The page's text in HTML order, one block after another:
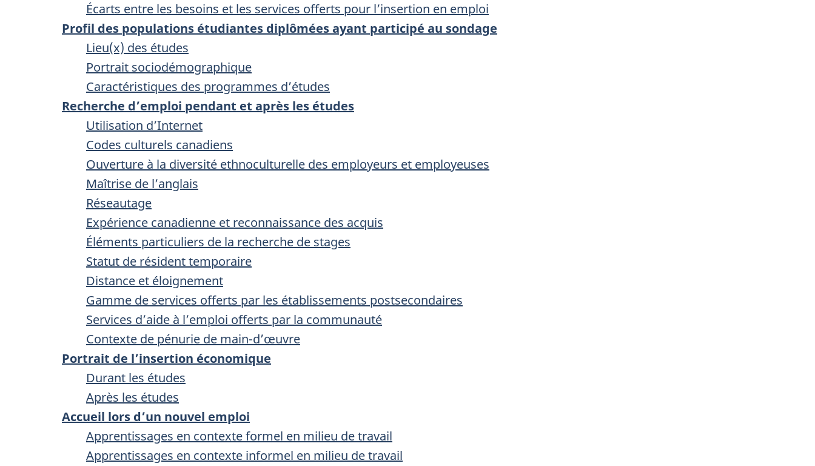
Écarts entre les besoins et les services offerts pour l’insertion en emploi
Profil des populations étudiantes diplômées ayant participé au sondage
Lieu(x) des études
Portrait sociodémographique
Caractéristiques des programmes d’études
Recherche d’emploi pendant et après les études
Utilisation d’Internet
Codes culturels canadiens
Ouverture à la diversité ethnoculturelle des employeurs et employeuses
Maîtrise de l’anglais
Réseautage
Expérience canadienne et reconnaissance des acquis
Éléments particuliers de la recherche de stages
Statut de résident temporaire
Distance et éloignement
Gamme de services offerts par les établissements postsecondaires
Services d’aide à l’emploi offerts par la communauté
Contexte de pénurie de main-d’œuvre
Portrait de l’insertion économique
Durant les études
Après les études
Accueil lors d’un nouvel emploi
Apprentissages en contexte formel en milieu de travail
Apprentissages en contexte informel en milieu de travail